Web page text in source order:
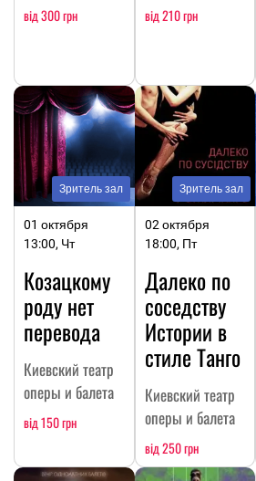
від 300 грн від 210 грн
Зритель зал
01 октября
13:00, Чт
Козацкому
роду нет
перевода
Киевский театр
оперы и балета
від 150 грн
Зритель зал
02 октября
18:00, Пт
Далеко по
соседству
Истории в
стиле Танго
Киевский театр
оперы и балета
від 250 грн